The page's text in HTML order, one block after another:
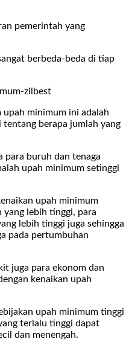
pemerintah yang
berbeda-beda di tiap
upah minimum ini adalah
berapa jumlah yang
para buruh dan tenaga
upah minimum setinggi
upah minimum
yang lebih tinggi, para
lebih tinggi juga sehingga
pada pertumbuhan
juga para ekonom dan
kenaikan upah
upah minimum tinggi
terlalu tinggi dapat
dan menengah.